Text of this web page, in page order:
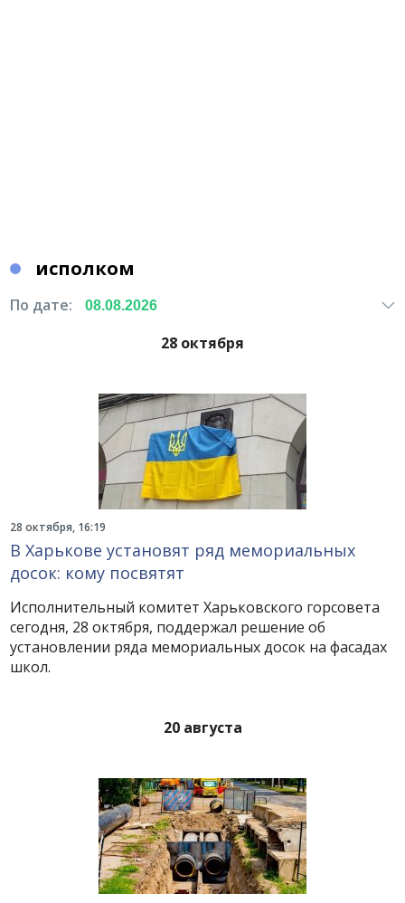
исполком
По дате:
28 октября
28 октября, 16:19
В Харькове установят ряд мемориальных
досок: кому посвятят
Исполнительный комитет Харьковского горсовета
сегодня, 28 октября, поддержал решение об
установлении ряда мемориальных досок на фасадах
школ.
20 августа